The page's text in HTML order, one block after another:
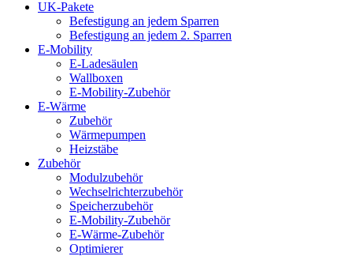
UK-Pakete
Befestigung an jedem Sparren
Befestigung an jedem 2. Sparren
E-Mobility
E-Ladesäulen
Wallboxen
E-Mobility-Zubehör
E-Wärme
Zubehör
Wärmepumpen
Heizstäbe
Zubehör
Modulzubehör
Wechselrichterzubehör
Speicherzubehör
E-Mobility-Zubehör
E-Wärme-Zubehör
Optimierer